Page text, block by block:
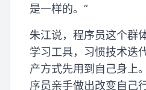
是一样的。”
朱江说，程序员这个群
学习工具，习惯技术迭
产方式先用到自己身上
序员亲手做出改变自己